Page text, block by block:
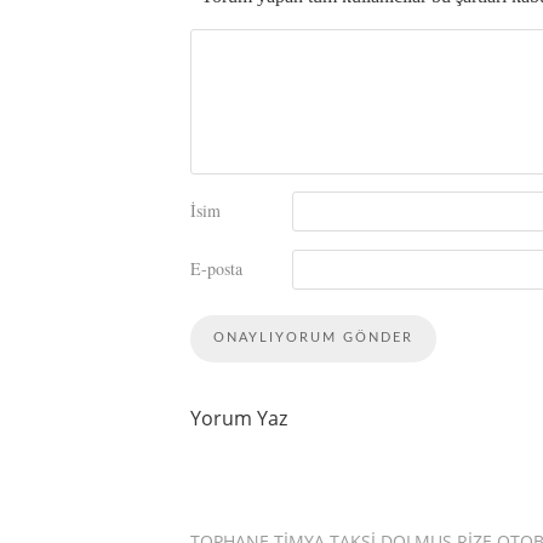
İsim
E-posta
Yorum Yaz